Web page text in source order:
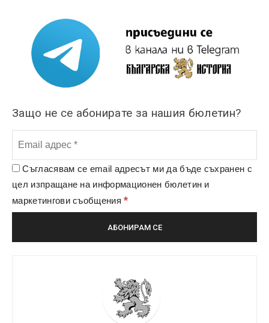
Защо не се абонирате за нашия бюлетин?
Съгласявам се email адресът ми да бъде съхранен с
цел изпращане на информационен бюлетин и
маркетингови съобщения*